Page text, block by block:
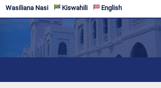
English
Kiswahili
Wasiliana Nasi